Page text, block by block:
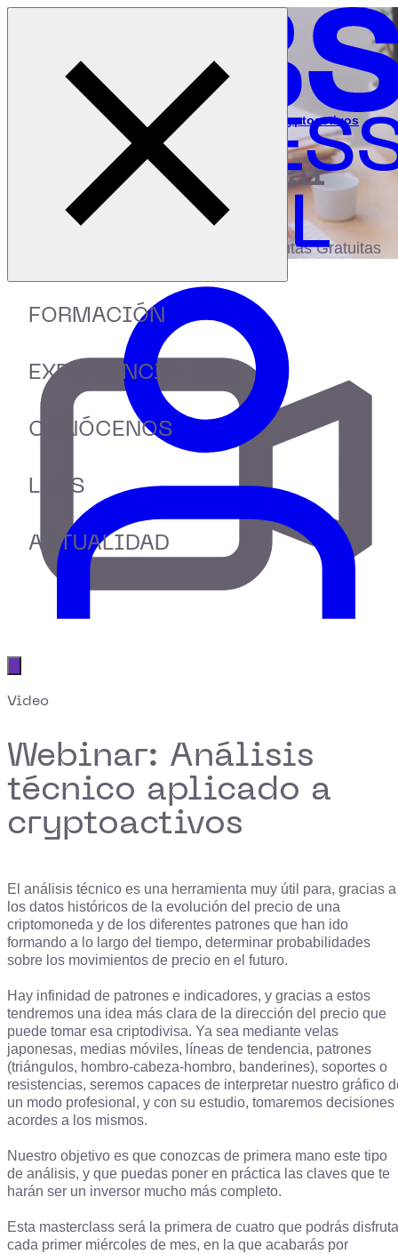
FORMACIÓN
EXPERIENCIA IEBS
CONÓCENOS
LABS
ACTUALIDAD
Inicio
Recursos
Webinar: Análisis técnico aplicado a cryptoactivos
bibliotecadigital
Accede a más de 150 Recursos, Guías,
eBooks,Plantillas, Estudios y Herramientas Gratuitas
Video
Webinar: Análisis
técnico aplicado a
cryptoactivos
El análisis técnico es una herramienta muy útil para, gracias a
los datos históricos de la evolución del precio de una
criptomoneda y de los diferentes patrones que han ido
formando a lo largo del tiempo, determinar probabilidades
sobre los movimientos de precio en el futuro.
Hay infinidad de patrones e indicadores, y gracias a estos
tendremos una idea más clara de la dirección del precio que
puede tomar esa criptodivisa. Ya sea mediante velas
japonesas, medias móviles, líneas de tendencia, patrones
(triángulos, hombro-cabeza-hombro, banderines), soportes o
resistencias, seremos capaces de interpretar nuestro gráfico
un modo profesional, y con su estudio, tomaremos decisiones
acordes a los mismos.
Nuestro objetivo es que conozcas de primera mano este tipo
de análisis, y que puedas poner en práctica las claves que te
harán ser un inversor mucho más completo.
Esta masterclass será la primera de cuatro que podrás
cada primer miércoles de mes, en la que acabarás por